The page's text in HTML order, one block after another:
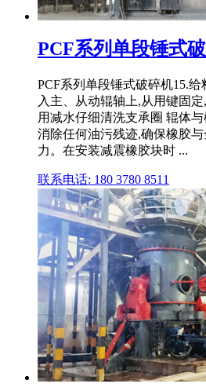
PCF系列单段锤式
PCF系列单段锤式破碎机15.
入主、从动辊轴上,从用键固
用减水仔细清洗支承圈 辊体
消除任何油污残迹,确保橡胶
力。在安装减震橡胶块时 ...
联系电话: 180 3780 8511